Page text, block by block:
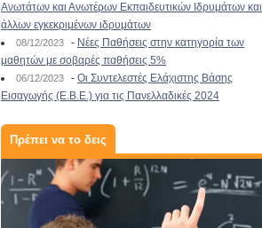
Ανωτάτων και Ανωτέρων Εκπαιδευτικών Ιδρυμάτων και
άλλων εγκεκριμένων ιδρυμάτων
08/12/2023 - Νέες Παθήσεις στην κατηγορία των
μαθητών με σοβαρές παθήσεις 5%
06/12/2023 - Οι Συντελεστές Ελάχιστης Βάσης
Εισαγωγής (Ε.Β.Ε.) για τις Πανελλαδικές 2024
Πρέπει να το δεις